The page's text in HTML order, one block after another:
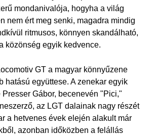
mondanivalója, hogyha a világ
nem ért meg senki, magadra mindig
ritmusos, könnyen skandálható,
közönség egyik kedvence.
GT a magyar könnyűzene
hatású együttese. A zenekar egyik
Gábor, becenevén "Pici,"
az LGT dalainak nagy részét
a hetvenes évek elején alakult már
azonban időközben a felállás